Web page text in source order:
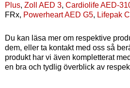
Plus, Zoll AED 3, Cardiolife AED-
FRx, Powerheart AED G5, Lifepak
Du kan läsa mer om respektive
dem, eller ta kontakt med oss så
produkt har vi även kompletterat
en bra och tydlig överblick av